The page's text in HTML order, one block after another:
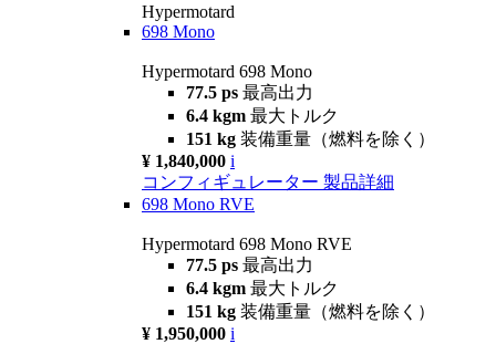
Hypermotard
698 Mono
Hypermotard 698 Mono
77.5 ps 最高出力
6.4 kgm 最大トルク
151 kg 装備重量（燃料を除く）
¥ 1,840,000 i
コンフィギュレーター 製品詳細
698 Mono RVE
Hypermotard 698 Mono RVE
77.5 ps 最高出力
6.4 kgm 最大トルク
151 kg 装備重量（燃料を除く）
¥ 1,950,000 i